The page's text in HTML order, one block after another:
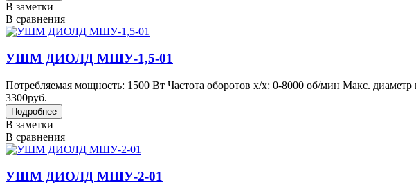
В заметки
В сравнения
УШМ ДИОЛД МШУ-1,5-01
Потребляемая мощность: 1500 Вт Частота оборотов х/х: 0-8000 об/мин Макс. диаметр
3300руб.
В заметки
В сравнения
УШМ ДИОЛД МШУ-2-01